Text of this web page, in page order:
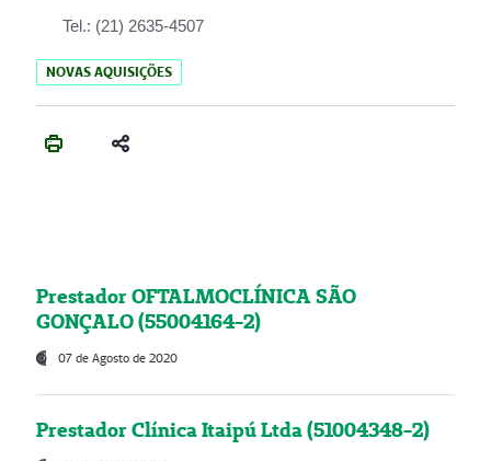
Tel.: (21) 2635-4507
NOVAS AQUISIÇÕES
Prestador OFTALMOCLÍNICA SÃO
GONÇALO (55004164-2)
07 de Agosto de 2020
Prestador Clínica Itaipú Ltda (51004348-2)